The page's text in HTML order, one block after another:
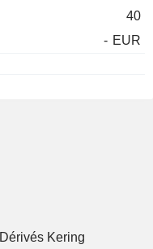
40
- EUR
Dérivés Kering